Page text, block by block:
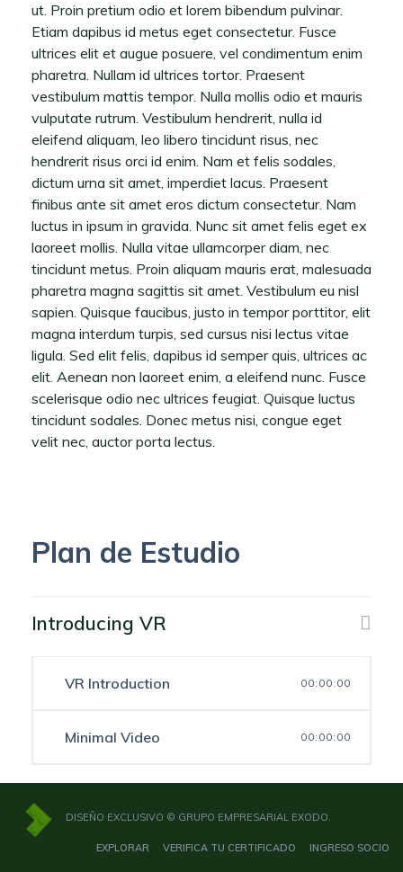
ut. Proin pretium odio et lorem bibendum pulvinar.
Etiam dapibus id metus eget consectetur. Fusce
ultrices elit et augue posuere, vel condimentum enim
pharetra. Nullam id ultrices tortor. Praesent
vestibulum mattis tempor. Nulla mollis odio et mauris
vulputate rutrum. Vestibulum hendrerit, nulla id
eleifend aliquam, leo libero tincidunt risus, nec
hendrerit risus orci id enim. Nam et felis sodales,
dictum urna sit amet, imperdiet lacus. Praesent
finibus ante sit amet eros dictum consectetur. Nam
luctus in ipsum in gravida. Nunc sit amet felis eget ex
laoreet mollis. Nulla vitae ullamcorper diam, nec
tincidunt metus. Proin aliquam mauris erat, malesuada
pharetra magna sagittis sit amet. Vestibulum eu nisl
sapien. Quisque faucibus, justo in tempor porttitor, elit
magna interdum turpis, sed cursus nisi lectus vitae
ligula. Sed elit felis, dapibus id semper quis, ultrices ac
elit. Aenean non laoreet enim, a eleifend nunc. Fusce
scelerisque odio nec ultrices feugiat. Quisque luctus
tincidunt sodales. Donec metus nisi, congue eget
velit nec, auctor porta lectus.
Plan de Estudio
Introducing VR
VR Introduction 00:00:00
Minimal Video 00:00:00
DISEÑO EXCLUSIVO © GRUPO EMPRESARIAL EXODO.
EXPLORAR VERIFICA TU CERTIFICADO INGRESO SOCIO